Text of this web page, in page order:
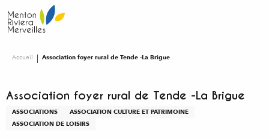
au
contenu
Accueil Association foyer rural de Tende -La Brigue
Association foyer rural de Tende -La Brigue
ASSOCIATIONS
ASSOCIATION CULTURE ET PATRIMOINE
ASSOCIATION DE LOISIRS